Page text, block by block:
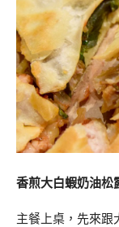
香煎大白蝦奶油松
主餐上桌，先來跟